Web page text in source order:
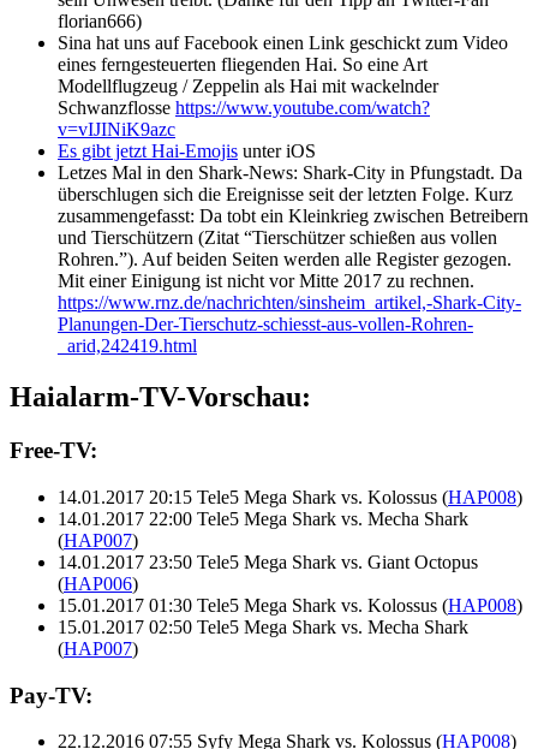
florian666)
Sina hat uns auf Facebook einen Link geschickt zum Video
eines ferngesteuerten fliegenden Hai. So eine Art
Modellflugzeug / Zeppelin als Hai mit wackelnder
Schwanzflosse https://www.youtube.com/watch?
v=vIJINiK9azc
Es gibt jetzt Hai-Emojis unter iOS
Letzes Mal in den Shark-News: Shark-City in Pfungstadt. Da
überschlugen sich die Ereignisse seit der letzten Folge. Kurz
zusammengefasst: Da tobt ein Kleinkrieg zwischen Betreibern
und Tierschützern (Zitat “Tierschützer schießen aus vollen
Rohren.”). Auf beiden Seiten werden alle Register gezogen.
Mit einer Einigung ist nicht vor Mitte 2017 zu rechnen.
https://www.rnz.de/nachrichten/sinsheim_artikel,-Shark-City-
Planungen-Der-Tierschutz-schiesst-aus-vollen-Rohren-
_arid,242419.html
Haialarm-TV-Vorschau:
Free-TV:
14.01.2017 20:15 Tele5 Mega Shark vs. Kolossus (HAP008)
14.01.2017 22:00 Tele5 Mega Shark vs. Mecha Shark
(HAP007)
14.01.2017 23:50 Tele5 Mega Shark vs. Giant Octopus
(HAP006)
15.01.2017 01:30 Tele5 Mega Shark vs. Kolossus (HAP008)
15.01.2017 02:50 Tele5 Mega Shark vs. Mecha Shark
(HAP007)
Pay-TV:
22.12.2016 07:55 Syfy Mega Shark vs. Kolossus (HAP008)